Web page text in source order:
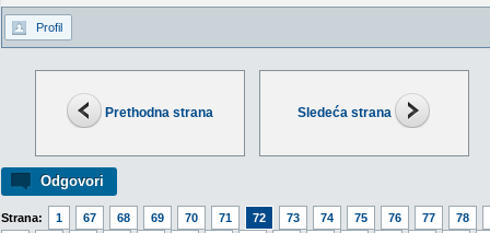
Prethodna strana Sledeća strana
Odgovori
Strana: 1 67 68 69 70 71 72 73 74 75 76 77
78
Profil